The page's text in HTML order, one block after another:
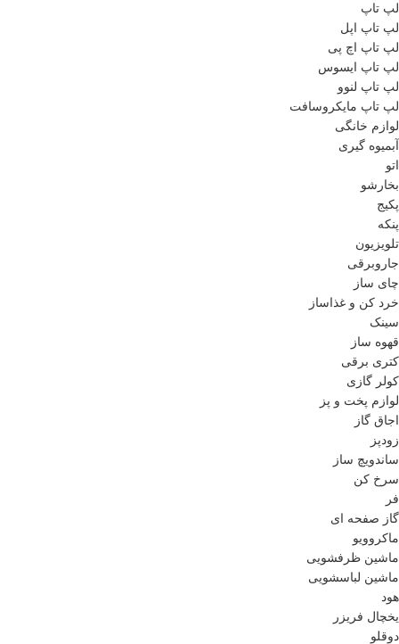
لپ تاپ
لپ تاپ اپل
لپ تاپ اچ پی
لپ تاپ ایسوس
لپ تاپ لنوو
لپ تاپ مایکروسافت
لوازم خانگی
آبمیوه گیری
اتو
بخارشو
پکیج
پنکه
تلویزیون
جاروبرقی
چای ساز
خرد کن و غذاساز
سینک
قهوه ساز
کتری برقی
کولر گازی
لوازم پخت و پز
اجاق گاز
زودپز
ساندویچ ساز
سرخ کن
فر
گاز صفحه ای
ماکروویو
ماشین ظرفشویی
ماشین لباسشویی
هود
یخچال فریزر
دوقلو